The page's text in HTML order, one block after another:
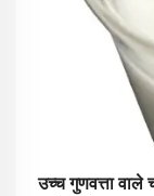
उच्च गुणवत्ता